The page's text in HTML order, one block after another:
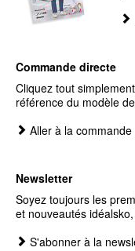
Commande directe
Cliquez tout
référence du modèle
Aller à la
Newsletter
Soyez toujours les
et nouveautés
S'abonner à la